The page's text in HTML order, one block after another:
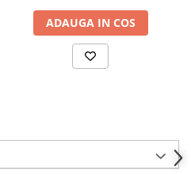
ADAUGA IN COS